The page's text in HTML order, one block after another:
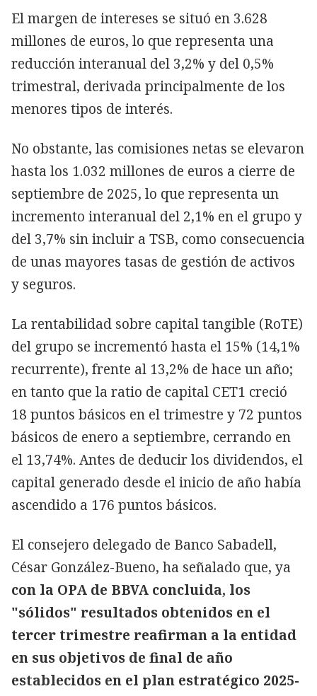
El margen de intereses se situó en 3.628
millones de euros, lo que representa una
reducción interanual del 3,2% y del 0,5%
trimestral, derivada principalmente de los
menores tipos de interés.
No obstante, las comisiones netas se elevaron
hasta los 1.032 millones de euros a cierre de
septiembre de 2025, lo que representa un
incremento interanual del 2,1% en el grupo y
del 3,7% sin incluir a TSB, como consecuencia
de unas mayores tasas de gestión de activos
y seguros.
La rentabilidad sobre capital tangible (RoTE)
del grupo se incrementó hasta el 15% (14,1%
recurrente), frente al 13,2% de hace un año;
en tanto que la ratio de capital CET1 creció
18 puntos básicos en el trimestre y 72 puntos
básicos de enero a septiembre, cerrando en
el 13,74%. Antes de deducir los dividendos, el
capital generado desde el inicio de año había
ascendido a 176 puntos básicos.
El consejero delegado de Banco Sabadell,
César González-Bueno, ha señalado que, ya
con la OPA de BBVA concluida, los
"sólidos" resultados obtenidos en el
tercer trimestre reafirman a la entidad
en sus objetivos de final de año
establecidos en el plan estratégico 2025-